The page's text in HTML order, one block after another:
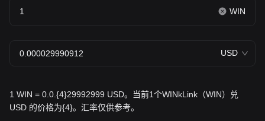
WIN
USD
1 WIN = 0.0.{4}29992999 USD。当前1个WINkLink（WIN）兑
USD 的价格为{4}。汇率仅供参考。